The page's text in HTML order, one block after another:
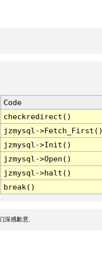
Code
checkredirect()
jzmysql-
jzmysql->Init()
jzmysql->Open()
jzmysql->halt()
break()
深感歉意.